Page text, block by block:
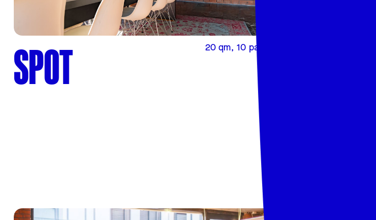
SPOT 20 qm, 10 pax